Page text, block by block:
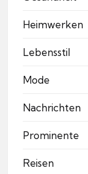
Heimwerken
Lebensstil
Mode
Nachrichten
Prominente
Reisen